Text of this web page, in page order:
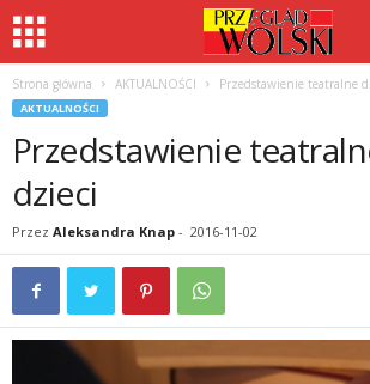
Strona główna AKTUALNOŚCI Przedstawienie teatralne
AKTUALNOŚCI
Przedstawienie
dzieci
Przez Aleksandra Knap - 2016-11-02